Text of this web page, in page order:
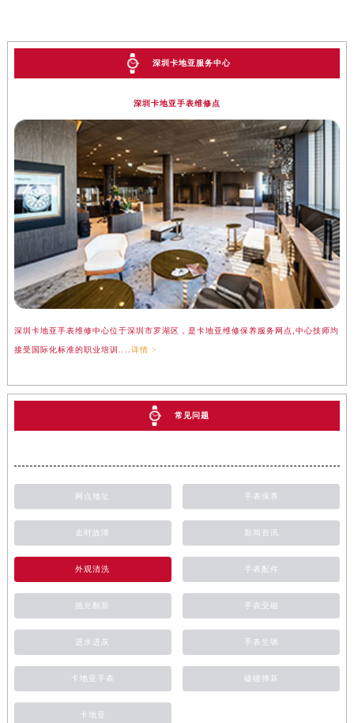
深圳卡地亚服务中心
深圳卡地亚手表维修点
深圳卡地亚手表维修中心位于深圳市罗湖区，是卡地亚维修保养服务网点,中心技师均
接受国际化标准的职业培训.... 详情 >
常见问题
网点地址 手表保养
走时故障 新闻资讯
外观清洗 手表配件
抛光翻新 手表受磁
进水进灰 手表生锈
卡地亚手表 磕碰摔坏
卡地亚